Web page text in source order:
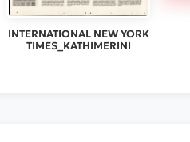
INTERNATIONAL NEW YORK
TIMES_KATHIMERINI